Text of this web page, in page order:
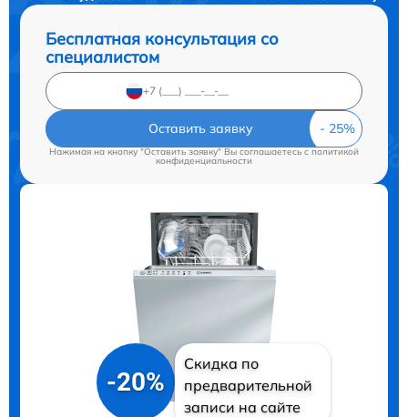
Бесплатная консультация со
специалистом
Оставить заявку
Нажимая на кнопку "Оставить заявку" Вы соглашаетесь cполитикой
конфиденциальности
-20%
Скидка по
предварительной
записи на сайте